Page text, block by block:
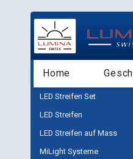
Home
LED Streifen Set
LED Streifen
LED Streifen auf Mass
MiLight Systeme